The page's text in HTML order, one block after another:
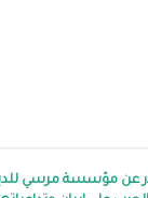
عن مؤسسة مرسي